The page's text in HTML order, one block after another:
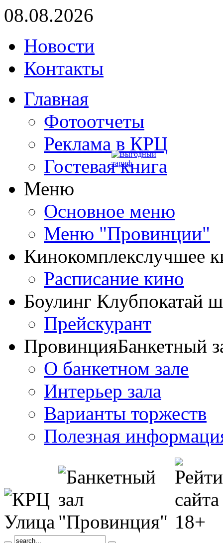
08.08.2026
Новости
Контакты
Главная
Фотоотчеты
Реклама в КРЦ
Гостевая книга
Меню
Основное меню
Меню "Провинции"
Кинокомплекслучшее
Расписание кино
Боулинг Клубпокатай
Прейскурант
ПровинцияБанкетный
О банкетном зале
Интерьер зала
Варианты торжеств
Полезная